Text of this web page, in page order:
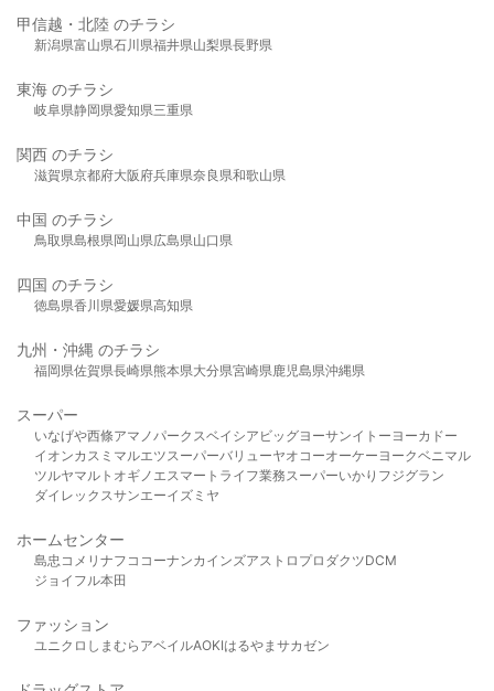
甲信越・北陸 のチラシ
新潟県富山県石川県福井県山梨県長野県
東海 のチラシ
岐阜県静岡県愛知県三重県
関西 のチラシ
滋賀県京都府大阪府兵庫県奈良県和歌山県
中国 のチラシ
鳥取県島根県岡山県広島県山口県
四国 のチラシ
徳島県香川県愛媛県高知県
九州・沖縄 のチラシ
福岡県佐賀県長崎県熊本県大分県宮崎県鹿児島県沖縄県
スーパー
いなげや西條アマノパークスベイシア ビッグヨーサンイトーヨーカドー
イオンカスミ マルエツスーパーバリューヤオコーオーケー ヨークベニマル
ツルヤマルト オギノ エスマート ライフ業務スーパーいかり フジグラン
ダイレックスサンエーイズミヤ
ホームセンター
島忠 コメリ ナフコ コーナンカインズアストロプロダクツDCM
ジョイフル本田
ファッション
ユニクロ しまむら アベイルAOKIはるやま サカゼン